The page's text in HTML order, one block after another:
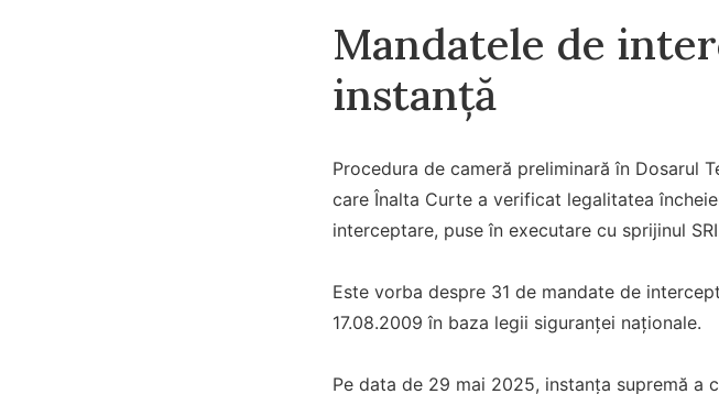
Mandatele de
instanță
Procedura de cameră preliminară în Dosarul
care Înalta Curte a verificat legalitatea
interceptare, puse în executare cu sprijinul
Este vorba despre 31 de mandate de
17.08.2009 în baza legii siguranței naționale.
Pe data de 29 mai 2025, instanța supremă a